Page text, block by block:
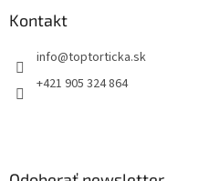
Kontakt
+421 905 324 864